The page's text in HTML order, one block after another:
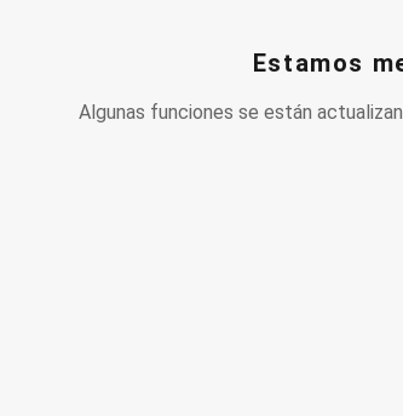
Estamos
Algunas funciones se están